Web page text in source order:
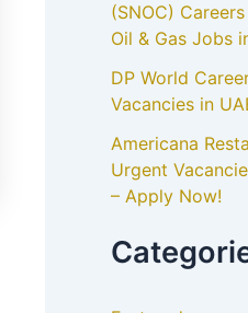
(SNOC)
Oil & Gas Jobs
DP World
Vacancies in
Americana
Urgent
– Apply Now!